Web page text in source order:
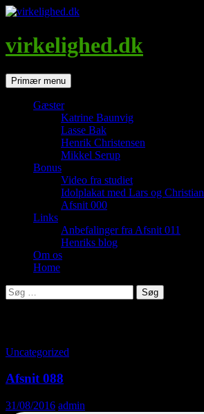
Hop
indhold
virkelighed.dk
SøgPrimær menu
Gæster
Katrine Baunvig
Lasse Bak
Henrik Christensen
Mikkel Serup
Bonus
Video fra studiet
Idolplakat med Lars og Christian
Afsnit 000
Links
Anbefalinger fra Afsnit 011
Henriks blog
Om os
Home
Søg
efter:
Uncategorized
Afsnit 088
31/08/2016 admin